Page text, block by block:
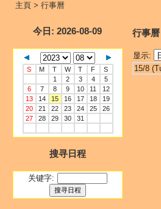
主頁 > 行事曆
今日 : 2026-08-09
S M T W T F
S
1
2 3 4
5
6
7 8 9 10 11
12
13
14 15 16 17 18
19
20
21 22 23 24 25
26
27
28 29 30 31
搜寻日程
关键字:
行事曆
显示:
15/8